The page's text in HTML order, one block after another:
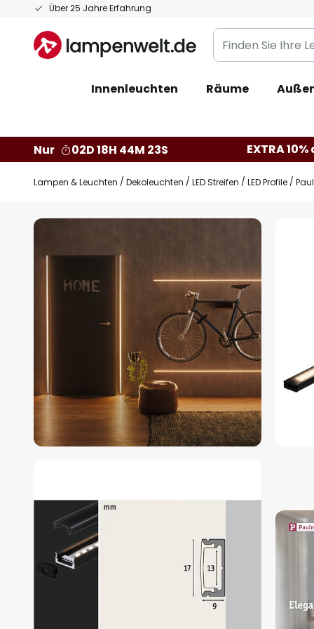
Über 25 Jahre Erfahrung
Zum
springen
Finden
Sie
Leuchte...
Innenleuchten Räume
Nur
02D 18H 44M 22S EXTRA
Lampen & Leuchten Dekoleuchten LED Streifen LED Profile
Zum
der
Bildgalerie